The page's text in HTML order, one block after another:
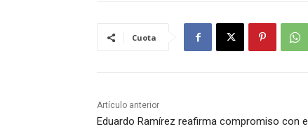
Cuota
Artículo anterior
Eduardo Ramírez reafirma compromiso con el